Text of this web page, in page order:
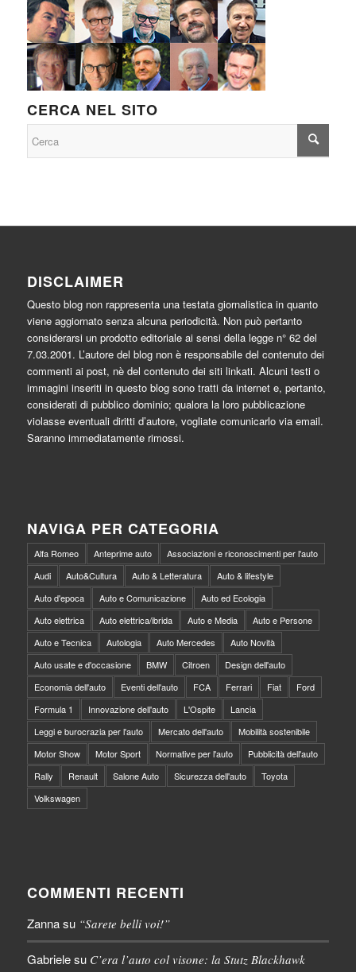
CERCA NEL SITO
DISCLAIMER
Questo blog non rappresenta una testata giornalistica in quanto
viene aggiornato senza alcuna periodicità. Non può pertanto
considerarsi un prodotto editoriale ai sensi della legge n° 62 del
7.03.2001. L’autore del blog non è responsabile del contenuto dei
commenti ai post, nè del contenuto dei siti linkati. Alcuni testi o
immagini inseriti in questo blog sono tratti da internet e, pertanto,
considerati di pubblico dominio; qualora la loro pubblicazione
violasse eventuali diritti d’autore, vogliate comunicarlo via email.
Saranno immediatamente rimossi.
NAVIGA PER CATEGORIA
Alfa Romeo Anteprime auto
Associazioni e riconoscimenti per l'auto
Audi
Auto&Cultura Auto & Letteratura
Auto & lifestyle
Auto d'epoca
Auto e Comunicazione
Auto ed Ecologia
Auto elettrica
Auto elettrica/ibrida Auto e Media
Auto e Persone
Auto e Tecnica
Autologia Auto Mercedes
Auto Novità
Auto usate e d'occasione
BMW Citroen
Design dell'auto
Economia dell'auto
Eventi dell'auto FCA Ferrari Fiat
Ford
Formula 1
Innovazione dell'auto L'Ospite
Lancia
Leggi e burocrazia per l'auto
Mercato dell'auto
Mobilità sostenibile
Motor Show
Motor Sport Normative per l'auto
Pubblicità dell'auto
Rally
Renault Salone Auto Sicurezza dell'auto
Toyota
Volkswagen
COMMENTI RECENTI
Zannasu “Sarete belli voi!”
Gabrielesu C’era l’auto col visone: la Stutz Blackhawk